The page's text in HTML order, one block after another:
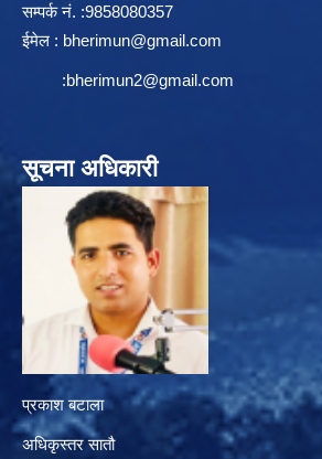
सम्पर्क न‌ं. :9858080357
ईमेल : bherimun@gmail.com
:bherimun2@gmail.com
सूचना अधिकारी
प्रकाश बटाला
अधिकृस्तर सातौ